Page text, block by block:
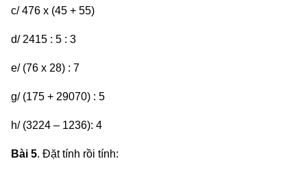
c/ 476 x (45 + 55)
d/ 2415 : 5 : 3
e/ (76 x 28) : 7
g/ (175 + 29070) : 5
h/ (3224 – 1236): 4
Bài 5. Đặt tính rồi tính: